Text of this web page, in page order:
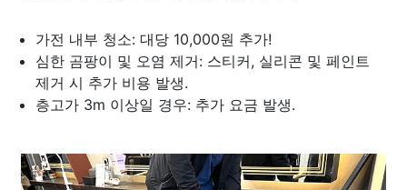
가전 내부 청소: 대당 10,000원 추가!
심한 곰팡이 및 오염 제거: 스티커, 실리콘 및 페인트
제거 시 추가 비용 발생.
층고가 3m 이상일 경우: 추가 요금 발생.